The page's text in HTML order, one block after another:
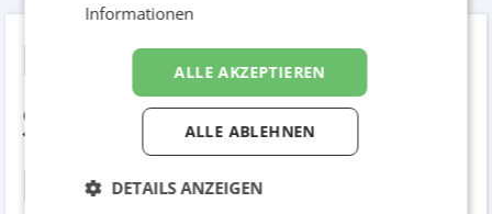
Raiffeisen - Fleißige
Sparer fliegen zu
Raiffeisen.
Informationen
ALLE AKZEPTIEREN
ALLE ABLEHNEN
DETAILS ANZEIGEN